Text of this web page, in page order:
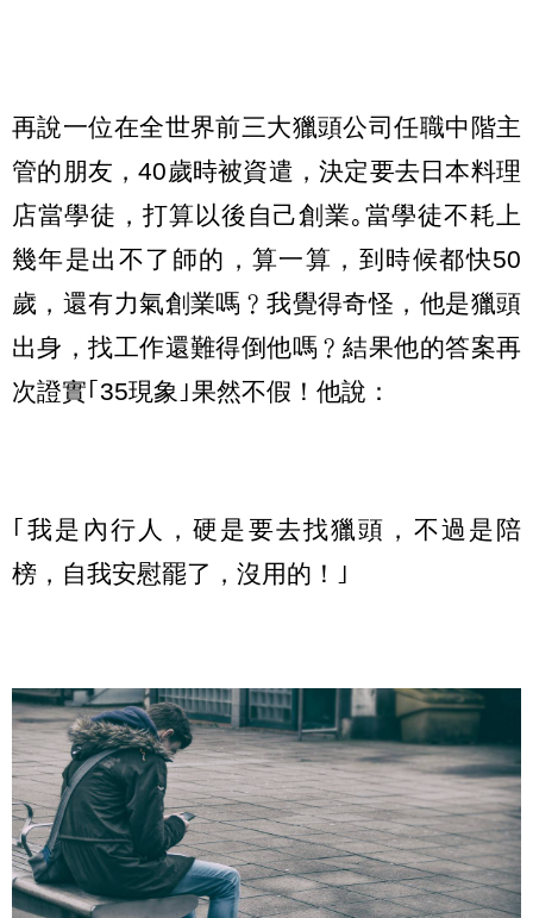
再說一位在全世界前三大獵頭公司任職中階主
管的朋友，40歲時被資遣，決定要去日本料理
店當學徒，打算以後自己創業｡當學徒不耗上
幾年是出不了師的，算一算，到時候都快50
歲，還有力氣創業嗎﹖我覺得奇怪，他是獵頭
出身，找工作還難得倒他嗎﹖結果他的答案再
次證實｢35現象｣果然不假！他說：
｢我是內行人，硬是要去找獵頭，不過是陪
榜，自我安慰罷了，沒用的！｣